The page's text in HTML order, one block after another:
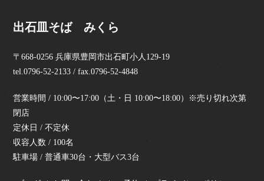
出石皿そば みくら
〒668-0256 兵庫県豊岡市出石町小人129-19
tel.0796-52-2133 / fax.0796-52-4848
営業時間 / 10:00〜17:00（土・日 10:00〜18:00）※売り切れ次第
閉店
定休日 / 不定休
収容人数 / 100名
駐車場 / 普通車30台・大型バス3台